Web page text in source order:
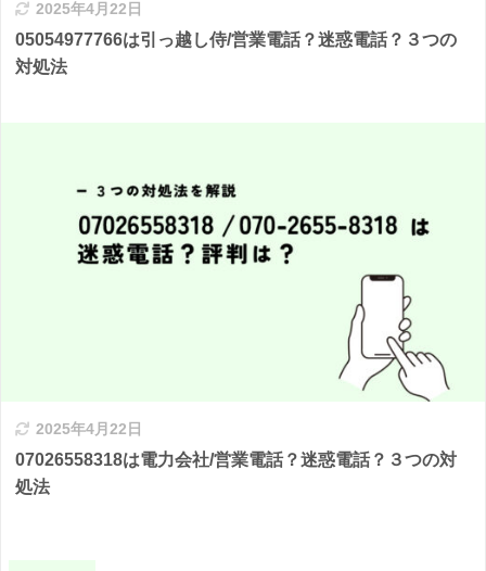
2025年4月22日
05054977766は引っ越し侍/営業電話？迷惑電話？３つの
対処法
2025年4月22日
07026558318は電力会社/営業電話？迷惑電話？３つの対
処法